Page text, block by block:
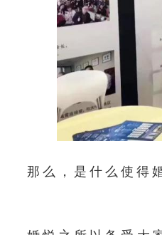
那么，是什么使得婚